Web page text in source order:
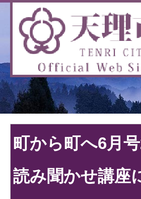
町から町へ6月
読み聞かせ講座